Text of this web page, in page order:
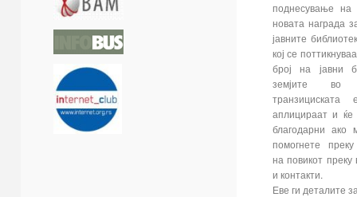
поднесување на
новата награда
јавните
кој се
број на јавни
земјите
транзициската
аплицираат и
благодарни
помогнете
на повикот
и контакти.
Еве ги деталите